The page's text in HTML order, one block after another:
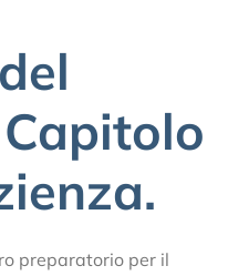
preparatorio per il